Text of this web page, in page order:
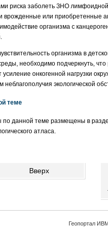
риска заболеть ЗНО лимфоидной
врожденные или приобретенные
организма с
организма в
необходимо подчеркнуть,
онкогенной нагрузки
экологической
теме
по данной теме размещены в
атласа.
Вверх
Геопортал